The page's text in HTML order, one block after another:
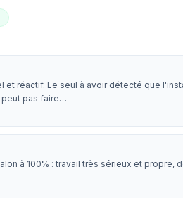
et réactif. Le seul à avoir détecté que
peut pas faire…
à 100% : travail très sérieux et propre,